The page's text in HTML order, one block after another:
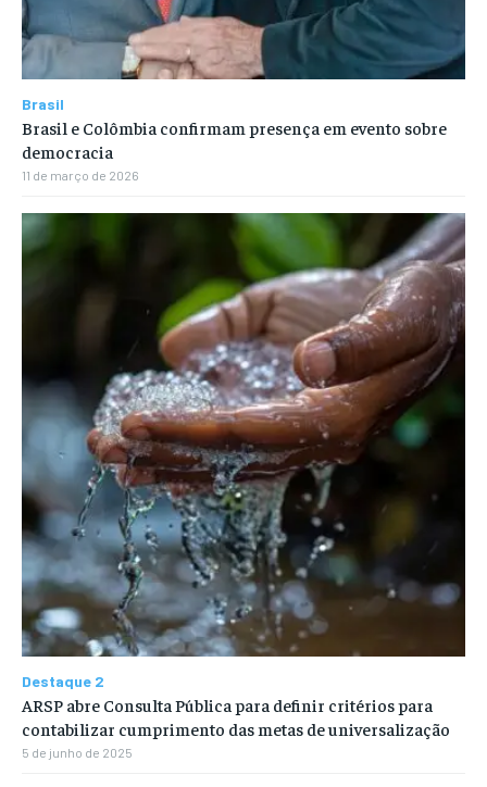
Brasil
Brasil e Colômbia confirmam presença em evento sobre
democracia
11 de março de 2026
Destaque 2
ARSP abre Consulta Pública para definir critérios para
contabilizar cumprimento das metas de universalização
5 de junho de 2025